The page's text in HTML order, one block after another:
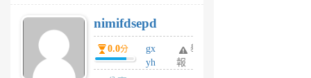
U
5
個
月
nimifdsepd
0.0分
gx
yh
舉
報